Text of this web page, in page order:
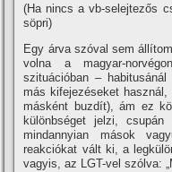
(Ha nincs a vb-selejtezős
söpri)
Egy árva szóval sem
volna a magyar-
szituációban –
más kifejezéseket
másként buzdí­t), ám ez
különbséget jelzi,
mindannyian mások
reakciókat vált ki, a
vagyis, az LGT-vel szólva: